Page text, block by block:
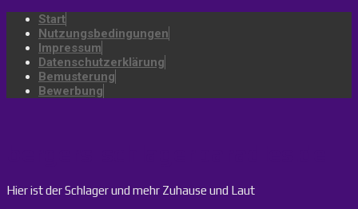
Start
Nutzungsbedingungen
Impressum
Datenschutzerklärung
Bemusterung
Bewerbung
Hier ist der Schlager und mehr Zuhause und Laut